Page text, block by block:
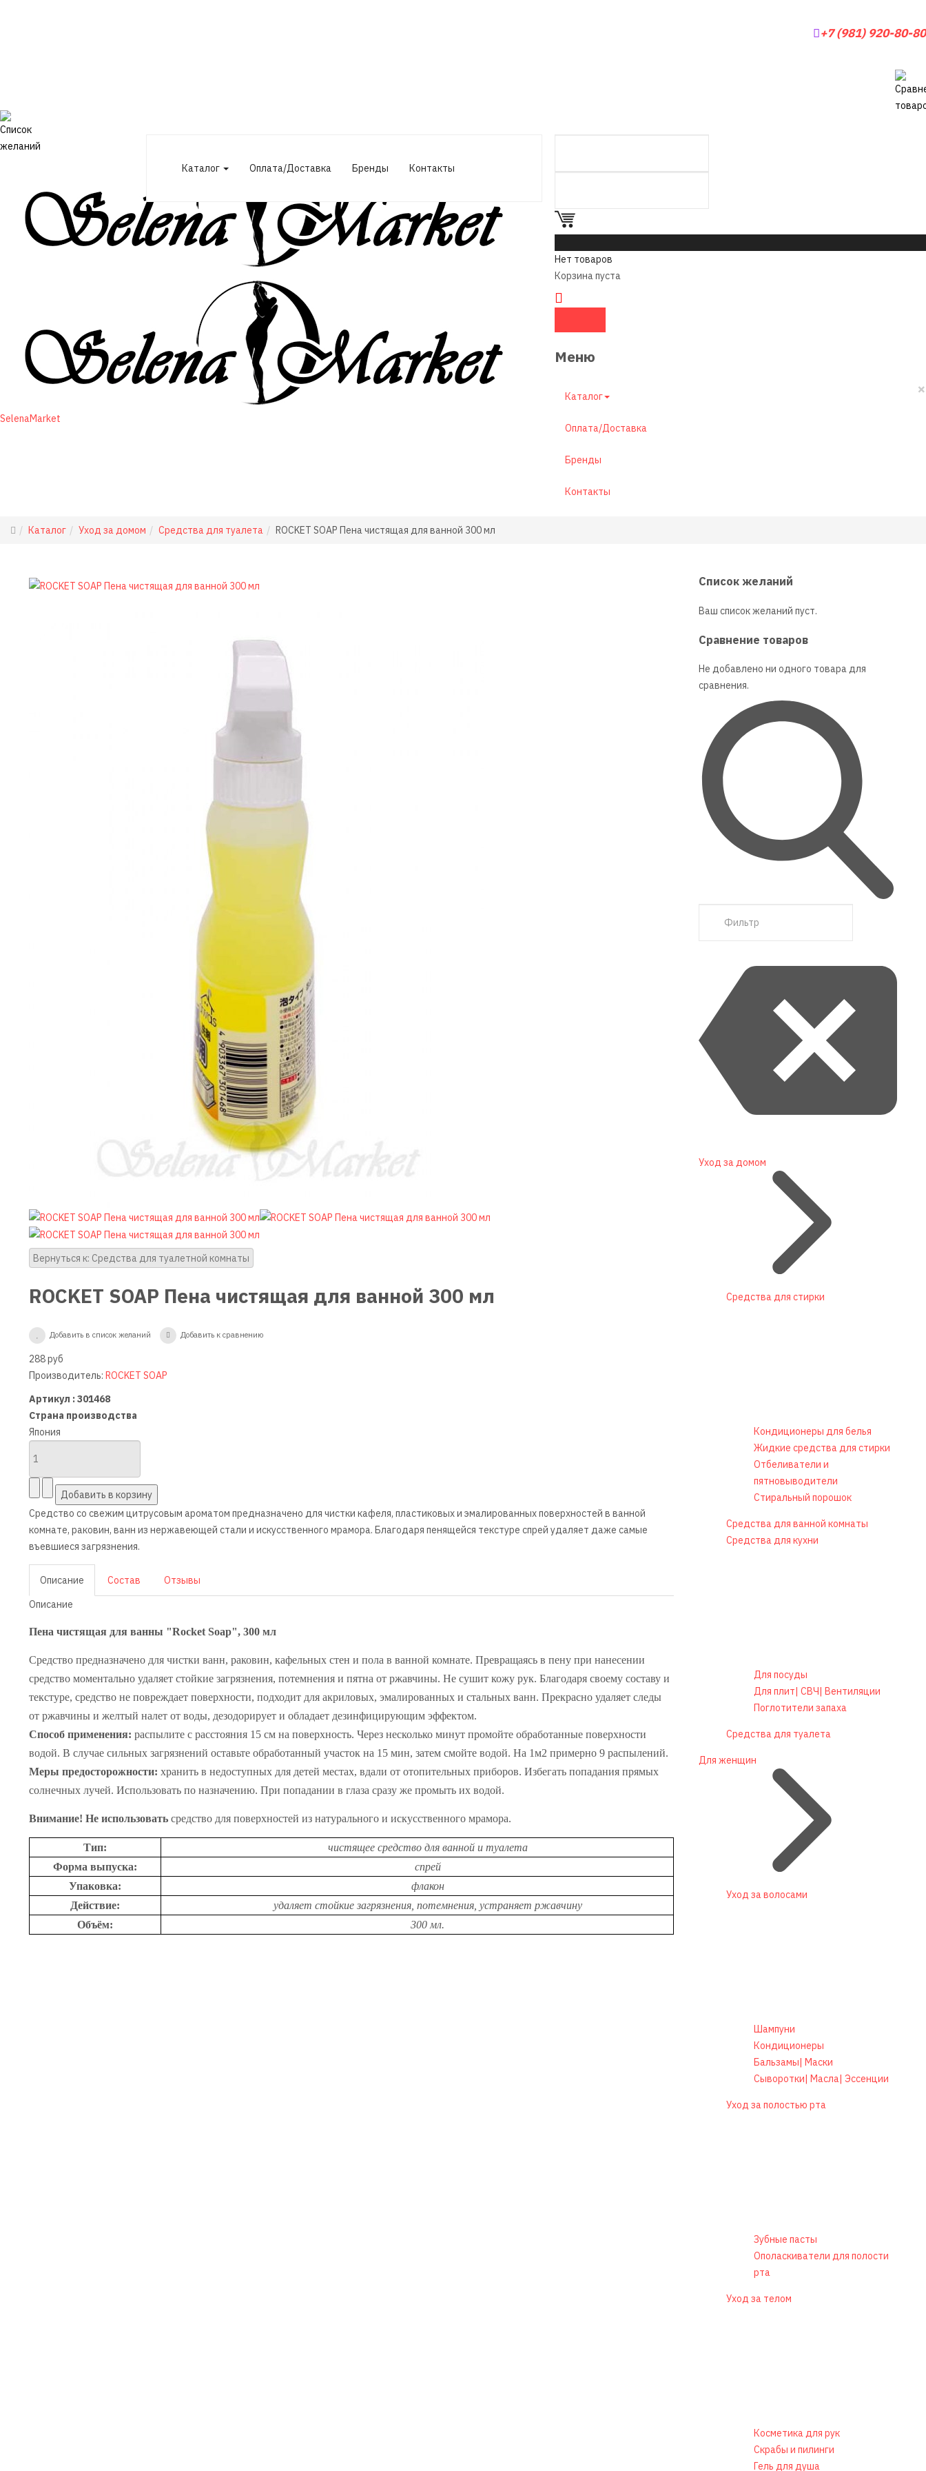
+7 (981) 920-80-80
SelenaMarket
Каталог Оплата/Доставка Бренды Контакты
Нет товаров
Корзина пуста
Меню
×
Каталог
Оплата/Доставка
Бренды
Контакты
Каталог Уход за домом Средства для туалета ROCKET SOAP Пена чистящая для ванной 300 мл
Вернуться к: Средства для туалетной комнаты
ROCKET SOAP Пена чистящая для ванной 300 мл
Добавить в список желаний Добавить к сравнению
288 руб
Производитель: ROCKET SOAP
Артикул : 301468
Страна производства
Япония
Средство со свежим цитрусовым ароматом предназначено для чистки кафеля, пластиковых и эмалированных поверхностей в ванной
комнате, раковин, ванн из нержавеющей стали и искусственного мрамора. Благодаря пенящейся текстуре спрей удаляет даже самые
въевшиеся загрязнения.
Описание Состав
Отзывы
Описание
Пена чистящая для ванны "Rocket Soap", 300 мл
Средство предназначено для чистки ванн, раковин, кафельных стен и пола в ванной комнате. Превращаясь в пену при нанесении
средство моментально удаляет стойкие загрязнения, потемнения и пятна от ржавчины. Не сушит кожу рук. Благодаря своему составу и
текстуре, средство не повреждает поверхности, подходит для акриловых, эмалированных и стальных ванн. Прекрасно удаляет следы
от ржавчины и желтый налет от воды, дезодорирует и обладает дезинфицирующим эффектом.
Способ применения: распылите с расстояния 15 см на поверхность. Через несколько минут промойте обработанные поверхности
водой. В случае сильных загрязнений оставьте обработанный участок на 15 мин, затем смойте водой. На 1м2 примерно 9 распылений.
Меры предосторожности: хранить в недоступных для детей местах, вдали от отопительных приборов. Избегать попадания прямых
солнечных лучей. Использовать по назначению. При попадании в глаза сразу же промыть их водой.
Внимание! Не использовать средство для поверхностей из натурального и искусственного мрамора.
Тип:
чистящее средство для ванной и туалета
Форма выпуска:
спрей
Упаковка:
флакон
Действие:
удаляет стойкие загрязнения, потемнения, устраняет ржавчину
Объём:
300 мл.
Список желаний
Ваш список желаний пуст.
Сравнение товаров
Не добавлено ни одного товара для
сравнения.
Уход за домом
Средства для стирки
Кондиционеры для белья
Жидкие средства для стирки
Отбеливатели и
пятновыводители
Стиральный порошок
Средства для ванной комнаты
Средства для кухни
Для посуды
Для плит| СВЧ| Вентиляции
Поглотители запаха
Средства для туалета
Для женщин
Уход за волосами
Шампуни
Кондиционеры
Бальзамы| Маски
Сыворотки| Масла| Эссенции
Уход за полостью рта
Зубные пасты
Ополаскиватели для полости
рта
Уход за телом
Косметика для рук
Скрабы и пилинги
Гель для душа